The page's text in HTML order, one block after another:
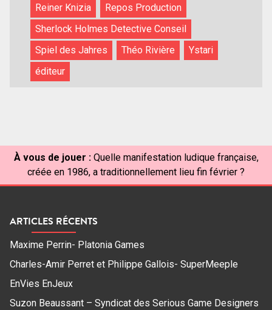
Reiner Knizia
Repos Production
Sherlock Holmes Detective Conseil
Spiel des Jahres
Théo Rivière
Ystari
éditeur
À vous de jouer : Quelle manifestation ludique française,
créée en 1986, a traditionnellement lieu fin février ?
ARTICLES RÉCENTS
Maxime Perrin- Platonia Games
Charles-Amir Perret et Philippe Gallois- SuperMeeple
EnVies EnJeux
Suzon Beaussant – Syndicat des Serious Game Designers